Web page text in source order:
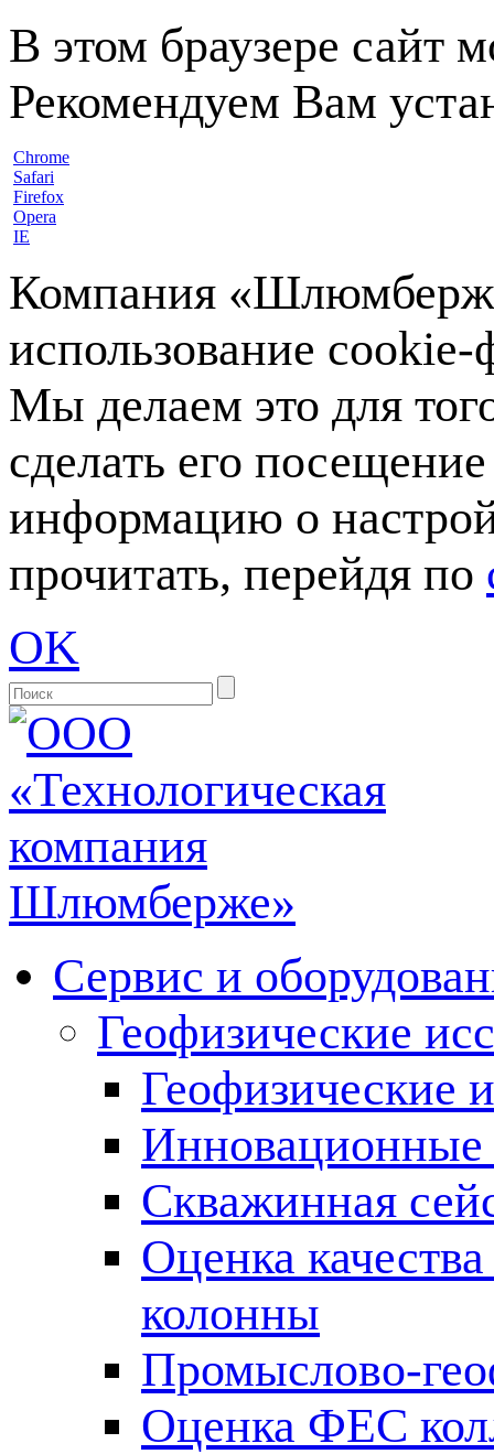
В этом браузере сайт
Рекомендуем Вам
Chrome
Safari
Firefox
Opera
IE
Компания
использование
Мы делаем это для
сделать его
информацию о
прочитать, перейдя по
OK
Сервис и
Геофизические
Геофизические
Инновационные
Скважинная
Оценка
колонны
Промыслово-
Оценка ФЕС